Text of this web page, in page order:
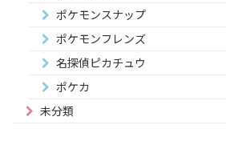
ポケモンスナップ
ポケモンフレンズ
名探偵ピカチュウ
ポケカ
未分類